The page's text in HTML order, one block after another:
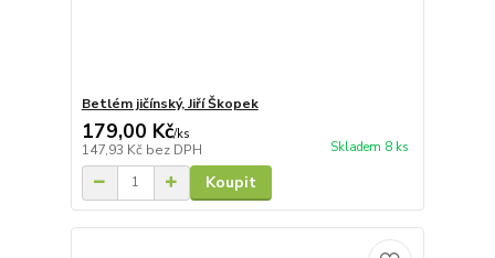
Betlém jičínský, Jiří Škopek
179,00 Kč/ks
147,93 Kč bez DPH Skladem 8 ks
Koupit